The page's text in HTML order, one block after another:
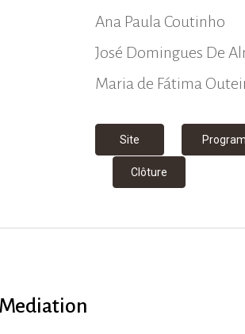
Ana Paula Coutinho
José Domingues De
Maria de Fátima
Site
Clôture